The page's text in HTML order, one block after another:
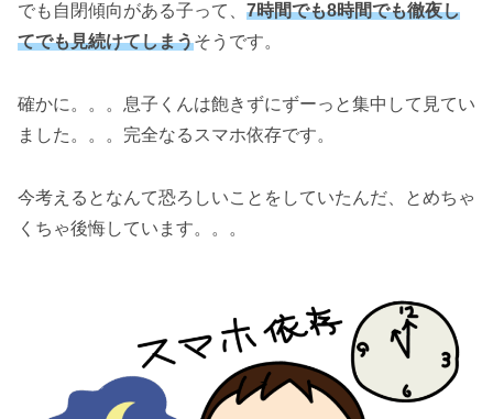
でも自閉傾向がある子って、 7時間でも8時間でも徹夜し
てでも見続けてしまうそうです。
確かに。。。息子くんは飽きずにずーっと集中して見てい
ました。。。完全なるスマホ依存です。
今考えるとなんて恐ろしいことをしていたんだ、とめちゃ
くちゃ後悔しています。。。